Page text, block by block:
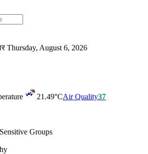
Thursday, August 6, 2026
21.49°CAir Quality37
Groups